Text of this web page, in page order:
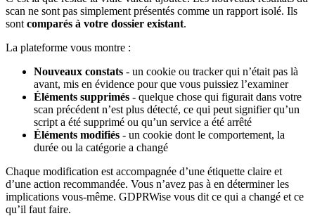
scan ne sont pas simplement présentés comme un rapport isolé. Ils
sont comparés à votre dossier existant.
La plateforme vous montre :
Nouveaux constats - un cookie ou tracker qui n’était pas là
avant, mis en évidence pour que vous puissiez l’examiner
Éléments supprimés - quelque chose qui figurait dans votre
scan précédent n’est plus détecté, ce qui peut signifier qu’un
script a été supprimé ou qu’un service a été arrêté
Éléments modifiés - un cookie dont le comportement, la
durée ou la catégorie a changé
Chaque modification est accompagnée d’une étiquette claire et
d’une action recommandée. Vous n’avez pas à en déterminer les
implications vous-même. GDPRWise vous dit ce qui a changé et ce
qu’il faut faire.